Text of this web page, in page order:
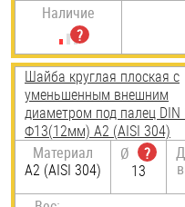
Наличие
Шайба круглая плоская с
уменьшенным внешним
диаметром под палец DIN
Ф13(12мм) А2 (AISI 304)
Материал
А2 (AISI 304)
Ø
?
13